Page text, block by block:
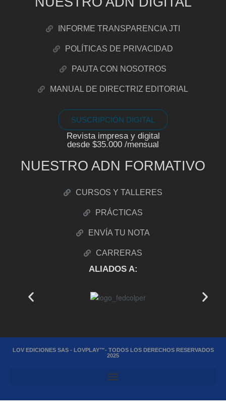
INFORME TRANSPARENCIA JTI
POLÍTICAS DE PRIVACIDAD
PAUTA CON NOSOTROS
MANUAL DE DIRECTRIZ EDITORIAL
SUSCRIPCIÓN DIGITAL
Revista impresa y digital
desde $35.000 /mensual
NUESTRO ADN FORMATIVO
CURSOS Y TALLERES
PRÁCTICAS
ENVÍA TU NOTA
CARRERAS
ALIADOS A:
LOV EDICIONES SAS - LOVPLAY™- TODOS LOS DERECHOS RESERVADOS
2025